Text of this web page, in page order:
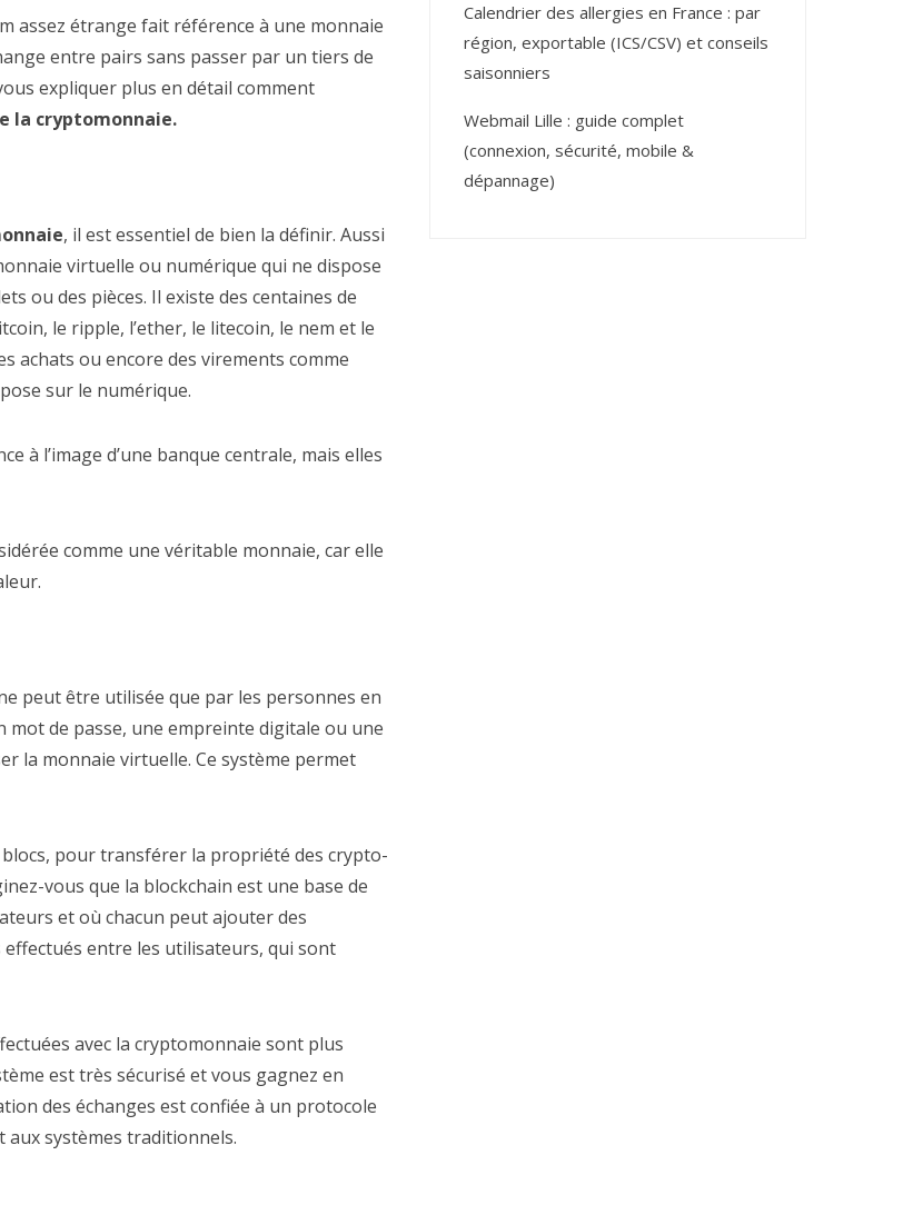
assez étrange fait référence à une monnaie
entre pairs sans passer par un tiers de
expliquer plus en détail comment
la cryptomonnaie.
, il est essentiel de bien la définir. Aussi
virtuelle ou numérique qui ne dispose
ou des pièces. Il existe des centaines de
le ripple, l’ether, le litecoin, le nem et le
achats ou encore des virements comme
sur le numérique.
à l’image d’une banque centrale, mais elles
comme une véritable monnaie, car elle
peut être utilisée que par les personnes en
mot de passe, une empreinte digitale ou une
la monnaie virtuelle. Ce système permet
pour transférer la propriété des crypto-
vous que la blockchain est une base de
et où chacun peut ajouter des
entre les utilisateurs, qui sont
avec la cryptomonnaie sont plus
est très sécurisé et vous gagnez en
des échanges est confiée à un protocole
systèmes traditionnels.
Calendrier des allergies en France : par
région, exportable (ICS/CSV) et conseils
saisonniers
Webmail Lille : guide complet
(connexion, sécurité, mobile &
dépannage)